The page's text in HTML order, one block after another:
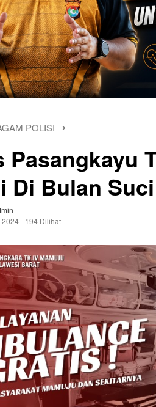
POLISI
Pasangkayu
Di Bulan
2024
194 Dilihat